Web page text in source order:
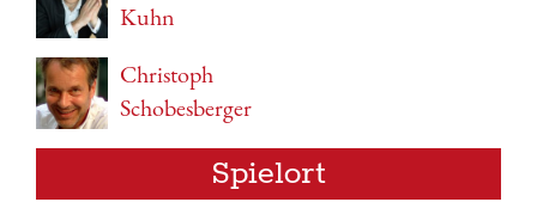
Kuhn
Christoph
Schobesberger
Spielort